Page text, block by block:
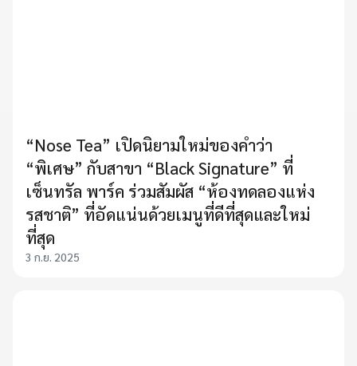
“Nose Tea” เปิดนิยามใหม่ของคำว่า
“พิเศษ” กับสาขา “Black Signature” ที่
เซ็นทรัล พาร์ค ร่วมสัมผัส “ห้องทดลองแห่ง
รสชาติ” ที่อัดแน่นด้วยเมนูที่ดีที่สุดและใหม่
ที่สุด
3 ก.ย. 2025